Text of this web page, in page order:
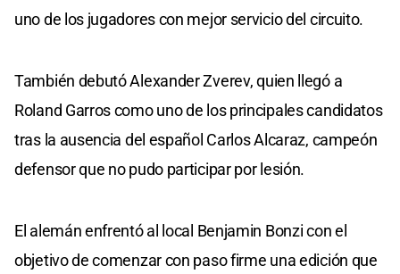
uno de los jugadores con mejor servicio del circuito.
También debutó Alexander Zverev, quien llegó a
Roland Garros como uno de los principales candidatos
tras la ausencia del español Carlos Alcaraz, campeón
defensor que no pudo participar por lesión.
El alemán enfrentó al local Benjamin Bonzi con el
objetivo de comenzar con paso firme una edición que